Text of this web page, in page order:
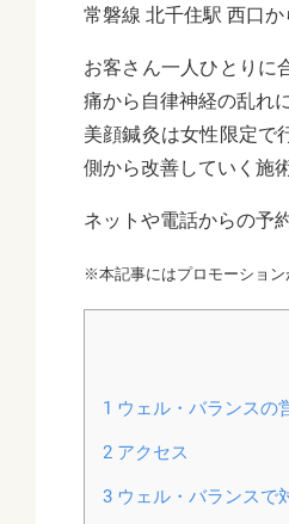
常磐線 北千住駅 西口か
お客さん一人ひとりに
痛から自律神経の乱れ
美顔鍼灸は女性限定で
側から改善していく施
ネットや電話からの予
※本記事にはプロモーション
1 ウェル・バランスの
2アクセス
3ウェル・バランスで